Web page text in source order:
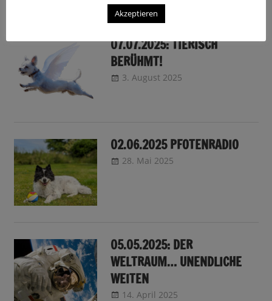
07.07.2025: TIERISCH
BERÜHMT!
3. August 2025
02.06.2025 PFOTENRADIO
28. Mai 2025
05.05.2025: DER
WELTRAUM… UNENDLICHE
WEITEN
14. April 2025
Akzeptieren